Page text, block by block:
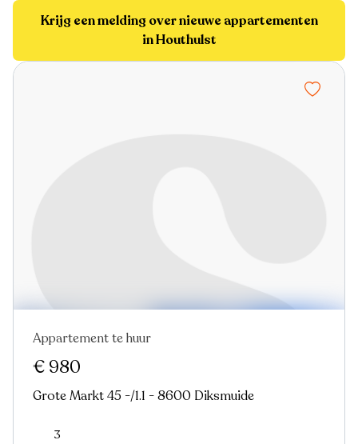
Krijg een melding over nieuwe appartementen
in Houthulst
Nieuw
Appartement te huur
€ 980
Grote Markt 45 -/1.1 - 8600 Diksmuide
3